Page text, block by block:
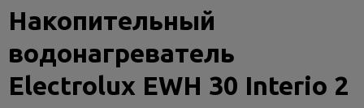
Услуги
и
сервис
Накопительный
водонагреватель
Electrolux EWH 30 Interio 2